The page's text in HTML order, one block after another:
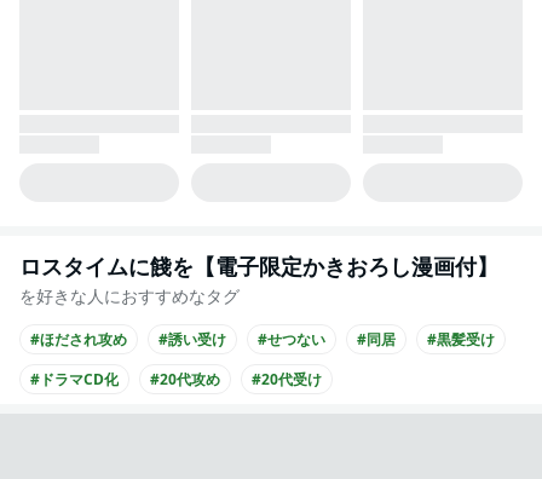
ロスタイムに餞を【電子限定かきおろし漫画付】
を好きな人におすすめなタグ
#ほだされ攻め #誘い受け #せつない #同居
#黒髪受け
#ドラマCD化
#20代攻め #20代受け